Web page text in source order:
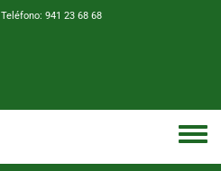
Teléfono: 941 23 68 68
Toggle
menu